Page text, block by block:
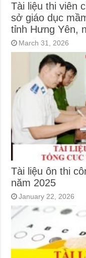
Tài liệu thi viên
sở giáo dục
tỉnh Hưng Yên,
March 31, 2026
Tài liệu ôn thi
năm 2025
January 22, 2026